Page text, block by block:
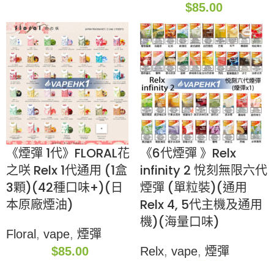
$85.00
《煙彈 1代》FLORAL花
之咲 Relx 1代通用 (1盒
3顆)(42種口味+)(日
本原廠煙油)
Floral , vape, 煙彈
$85.00
《6代煙彈 》Relx
infinity 2 悅刻無限六代
煙彈 (單粒裝)(通用
Relx 4, 5代主機及通用
機)(海量口味)
Relx, vape, 煙彈